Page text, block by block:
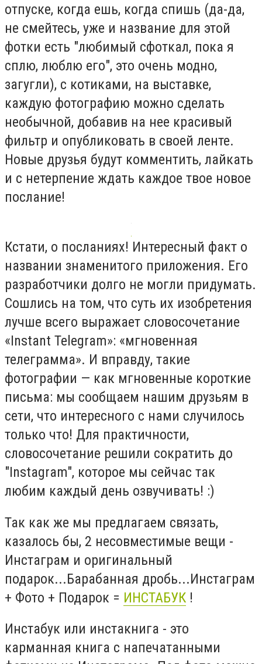
отпуске, когда ешь, когда спишь (да-да,
не смейтесь, уже и название для этой
фотки есть "любимый сфоткал, пока я
сплю, люблю его", это очень модно,
загугли), с котиками, на выставке,
каждую фотографию можно сделать
необычной, добавив на нее красивый
фильтр и опубликовать в своей ленте.
Новые друзья будут комментить, лайкать
и с нетерпение ждать каждое твое новое
послание!
Кстати, о посланиях! Интересный факт о
названии знаменитого приложения. Его
разработчики долго не могли придумать.
Сошлись на том, что суть их изобретения
лучше всего выражает словосочетание
«Instant Telegram»: «мгновенная
телеграмма». И вправду, такие
фотографии — как мгновенные короткие
письма: мы сообщаем нашим друзьям в
сети, что интересного с нами случилось
только что! Для практичности,
словосочетание решили сократить до
"Instagram", которое мы сейчас так
любим каждый день озвучивать! :)
Так как же мы предлагаем связать,
казалось бы, 2 несовместимые вещи -
Инстаграм и оригинальный
подарок...Барабанная дробь...Инстаграм
+ Фото + Подарок = ИНСТАБУК !
Инстабук или инстакнига - это
карманная книга с напечатанными